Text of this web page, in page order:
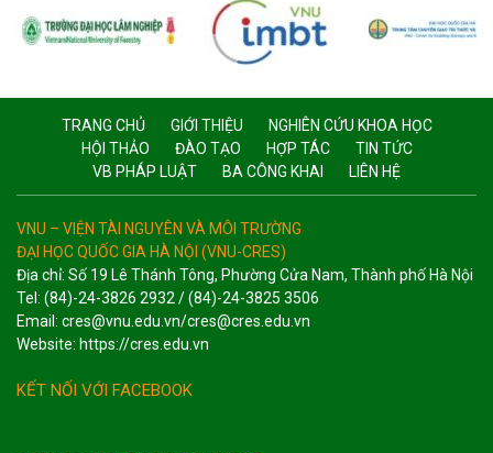
TRANG CHỦ GIỚI THIỆU
NGHIÊN CỨU KHOA HỌC
HỘI THẢO
ĐÀO TẠO HỢP TÁC
TIN TỨC
VB PHÁP LUẬT
BA CÔNG KHAI LIÊN HỆ
VNU – VIỆN TÀI NGUYÊN VÀ MÔI TRƯỜNG
ĐẠI HỌC QUỐC GIA HÀ NỘI (VNU-CRES)
Địa chỉ: Số 19 Lê Thánh Tông, Phường Cửa Nam, Thành phố Hà Nội
Tel: (84)-24-3826 2932 / (84)-24-3825 3506
Email: cres@vnu.edu.vn/cres@cres.edu.vn
Website: https://cres.edu.vn
KẾT NỐI VỚI FACEBOOK